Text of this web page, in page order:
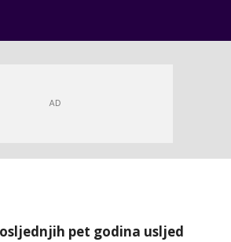
pet godina usljed